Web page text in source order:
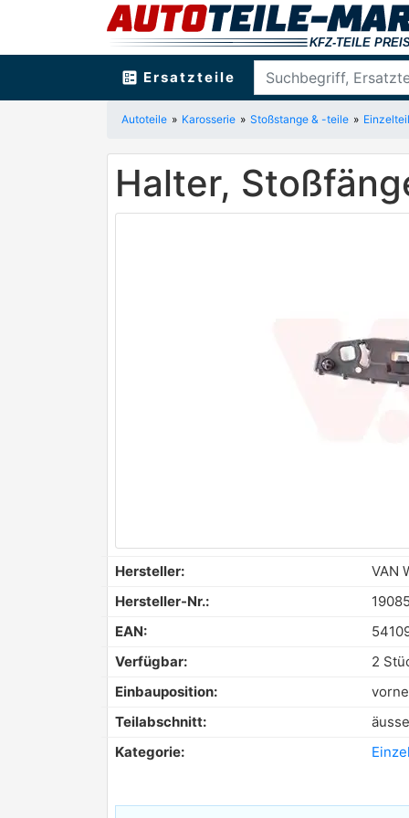
ballot Ersatzteile
Autoteile Karosserie Stoßstange & -teile
Halter,
Hersteller: VAN
Hersteller-Nr.:
EAN:
Verfügbar:
2
Einbauposition:
Teilabschnitt:
Kategorie: